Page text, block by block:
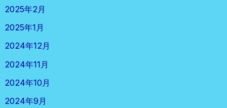
2025年2月
2025年1月
2024年12月
2024年11月
2024年10月
2024年9月